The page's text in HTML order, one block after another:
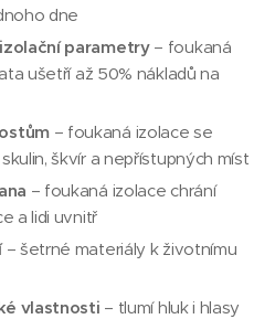
dne
parametry– foukaná
ušetří až 50% nákladů na
– foukaná izolace se
škvír a nepřístupných míst
– foukaná izolace chrání
a lidi uvnitř
– šetrné materiály k životnímu
vlastnosti – tlumí hluk i hlasy